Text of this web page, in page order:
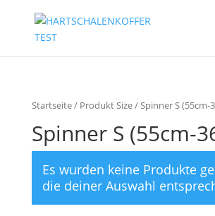
Startseite/ Produkt Size / Spinner S (55cm-
Spinner S (55cm-
Es wurden keine Produkte
die deiner Auswahl